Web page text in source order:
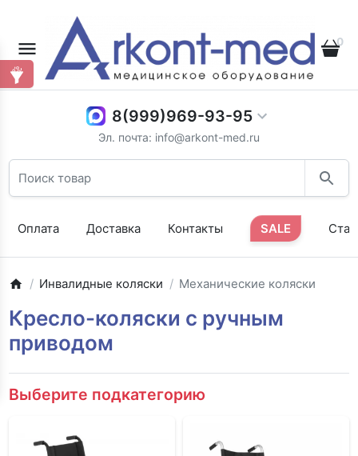
0
8(999)969-93-95
Эл. почта: info@arkont-med.ru
Оплата Доставка Контакты SALE
Инвалидные коляски Механические коляски
Кресло-коляски с ручным
приводом
Выберите подкатегорию